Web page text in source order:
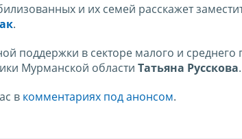
и их семей расскажет
.
поддержки в секторе малого и
Мурманской области Татьяна Русскова.
в комментариях под анонсом.